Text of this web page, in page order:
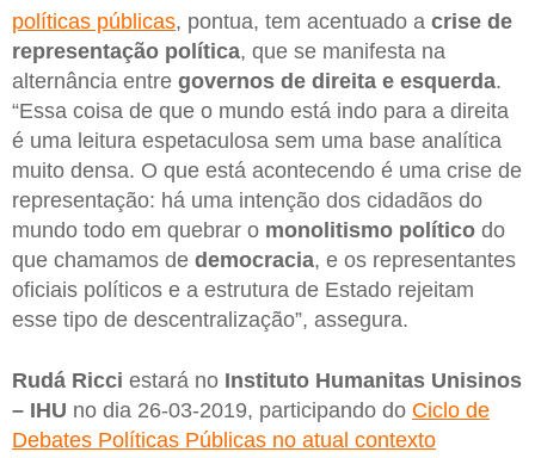
políticas públicas, pontua, tem acentuado a crise de
representação política, que se manifesta na
alternância entre governos de direita e esquerda.
“Essa coisa de que o mundo está indo para a direita
é uma leitura espetaculosa sem uma base analítica
muito densa. O que está acontecendo é uma crise de
representação: há uma intenção dos cidadãos do
mundo todo em quebrar o monolitismo político do
que chamamos de democracia, e os representantes
oficiais políticos e a estrutura de Estado rejeitam
esse tipo de descentralização”, assegura.
Rudá Ricci estará no Instituto Humanitas Unisinos
– IHU no dia 26-03-2019, participando do Ciclo de
Debates Políticas Públicas no atual contexto